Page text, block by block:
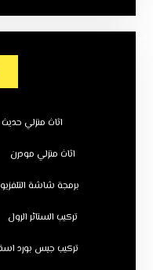
اثاث منزلي حديث
اثاث منزلي مودرن
برمجة شاشة
تركيب الستائر الرول
تركيب جبس بورد